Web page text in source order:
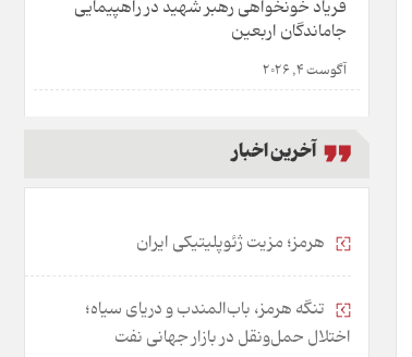
فریاد خونخواهی رهبر شهید در راهپیمایی
جاماندگان اربعین
آگوست 4, 2026
آخرین اخبار
هرمز؛ مزیت ژئوپلیتیکی ایران
تنگه هرمز، باب‌المندب و دریای سیاه؛
اختلال حمل‌ونقل در بازار جهانی نفت